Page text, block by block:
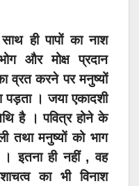
ही पापों का नाश
और मोक्ष प्रदान
व्रत करने पर मनुष्यों
पड़ता । जया एकादशी
है । पवित्र होने के
तथा मनुष्यों को भाग
। इतना ही नहीं , वह
का भी विनाश